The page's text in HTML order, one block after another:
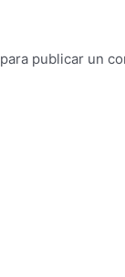
para publicar un